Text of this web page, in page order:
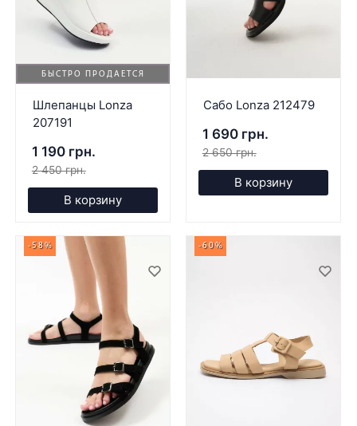
БЫСТРО ПРОДАЕТСЯ
Шлепанцы Lonza
207191
1 190 грн.
2 450 грн.
В корзину
Сабо Lonza 212479
1 690 грн.
2 650 грн.
В корзину
-58% -60%